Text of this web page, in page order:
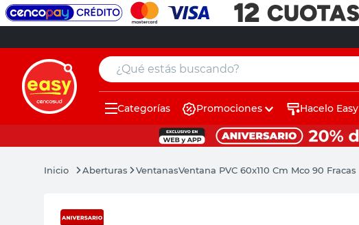
¿Qué estás buscando?
Categorías Promociones Hacelo Easy
Aberturas VentanasVentana PVC 60x110 Cm Mco 90 Fracas
muebles